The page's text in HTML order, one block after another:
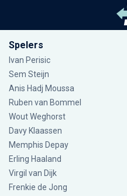
Spelers
Ivan Perisic
Sem Steijn
Anis Hadj Moussa
Ruben van Bommel
Wout Weghorst
Davy Klaassen
Memphis Depay
Erling Haaland
Virgil van Dijk
Frenkie de Jong